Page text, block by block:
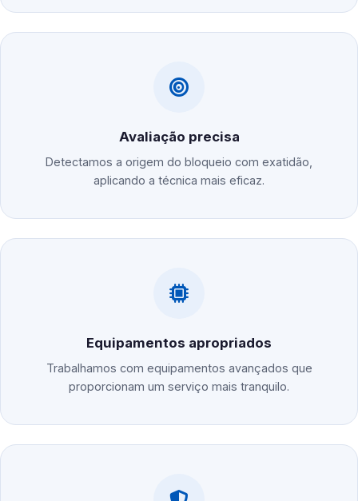
Avaliação precisa
Detectamos a origem do bloqueio com exatidão,
aplicando a técnica mais eficaz.
Equipamentos apropriados
Trabalhamos com equipamentos avançados que
proporcionam um serviço mais tranquilo.